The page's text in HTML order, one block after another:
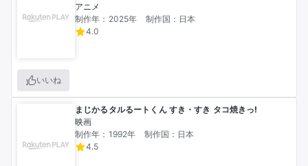
アニメ
制作年：2025年
制作国：日本
4.0
いいね
まじかるタルるートくん すき・すき タコ焼きっ!
映画
制作年：1992年
制作国：日本
4.5